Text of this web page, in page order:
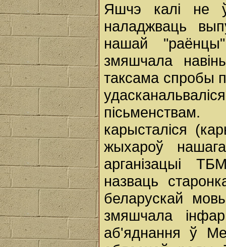
Яшчэ калі не
наладжваць
нашай
змяшчала
таксама спробы
карысталіся
жыхароў
арганізацыі
назваць
беларускай
змяшчала
аб'яднання ў